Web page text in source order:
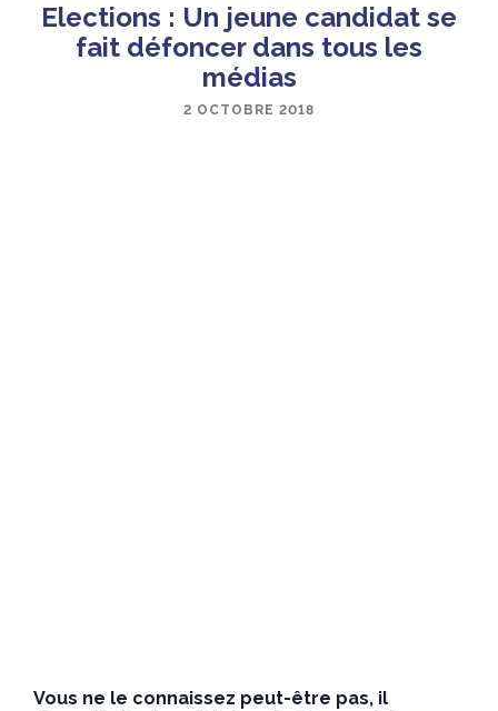
Elections : Un jeune candidat se
fait défoncer dans tous les
médias
2 OCTOBRE 2018
Vous ne le connaissez peut-être pas, il